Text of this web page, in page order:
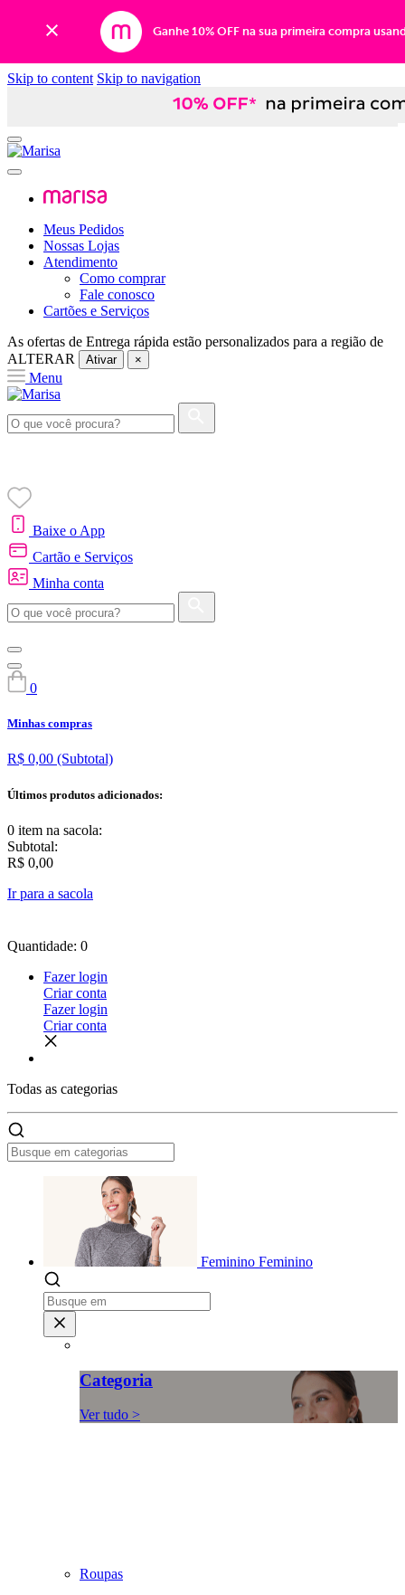
Ganhe 10% OFF na sua primeira compra
Skip to content Skip to navigation
Meus Pedidos
Nossas Lojas
Atendimento
Como comprar
Fale conosco
Cartões e Serviços
As ofertas de Entrega rápida estão personalizados para a região de
ALTERAR
Ativar ×
Menu
Baixe o App
Cartão e Serviços
Minha conta
0
Minhas compras
R$ 0,00 (Subtotal)
Últimos produtos adicionados:
0 item na sacola:
Subtotal:
R$ 0,00
Ir para a sacola
Quantidade: 0
Fazer login
Criar conta
Fazer login
Criar conta
Todas as categorias
Feminino Feminino
Categoria
Ver tudo >
Roupas